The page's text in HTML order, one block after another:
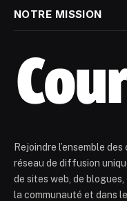
NOTRE MISSION
Rejoindre l’ensemble
réseau de diffusion
de sites web, de
la communauté et dans